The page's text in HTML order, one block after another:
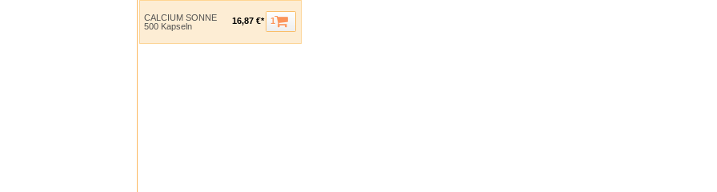
CALCIUM SONNE
500 Kapseln
16,87 €* 1